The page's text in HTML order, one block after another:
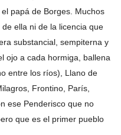
papá de Borges. Muchos
ella ni de la licencia que
substancial, sempiterna y
ojo a cada hormiga, ballena
entre los ríos), Llano de
Frontino, París,
ese Penderisco que no
que es el primer pueblo